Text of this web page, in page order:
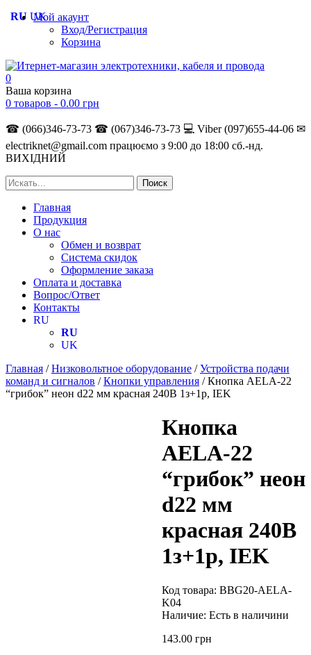
Мой акаунт
Вход/Регистрация
Корзина
0
Ваша корзина
0 товаров - 0.00 грн
☎ (066)346-73-73 ☎ (067)346-73-73 💻 Viber (097)655-44-06 ✉
electriknet@gmail.com працюємо з 9:00 до 18:00 сб.-нд.
ВИХІДНИЙ
Главная
Продукция
О нас
Обмен и возврат
Система скидок
Оформление заказа
Оплата и доставка
Вопрос/Ответ
Контакты
RU
RU
UK
Главная /Низковольтное оборудование /Устройства подачи
команд и сигналов /Кнопки управления / Кнопка AELA-22
“грибок” неон d22 мм красная 240В 1з+1р, IEK
Кнопка
AELA-22
“грибок” неон
d22 мм
красная 240В
1з+1р, IEK
Код товара: BBG20-AELA-
K04
Наличие: Есть в наличини
143.00грн
RU UK